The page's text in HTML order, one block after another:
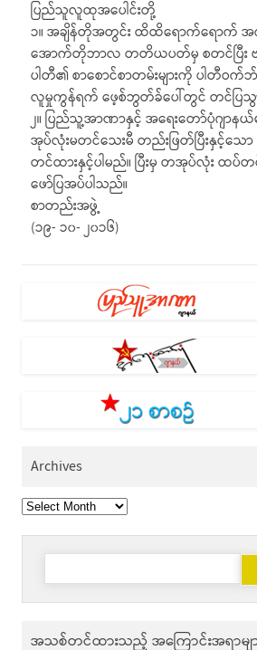
ပြည်သူလူထုအပေါင်းတို့
၁။ အချိန်တိုအတွင်း ထိထိရောက်ရောက် အကျို
အောက်တိုဘာလ တတိယပတ်မှ စတင်ပြီး ဗ
ပါတီ၏ စာစောင်စာတမ်းများကို ပါတီ
လူမှုကွန်ရက် ဖေ့စ်ဘွတ်ခ်ပေါ်တွင် တင်ပြသွာ
၂။ ပြည်သူ့အာဏာနှင့် အရေးတော်ပုံဂျာန
အုပ်လုံးမတင်သေးမီ တည်းဖြတ်ပြီးနှင့်သော
တင်ထားနှင့်ပါမည်။ ပြီးမှ တအုပ်လုံး ထပ်တင်
ဖော်ပြအပ်ပါသည်။
စာတည်းအဖွဲ့
(၁၉- ၁၀- ၂၀၁၆)
Archives
Archives
Search
အသစ်တင်ထားသည့် အကြောင်းအရာမျ